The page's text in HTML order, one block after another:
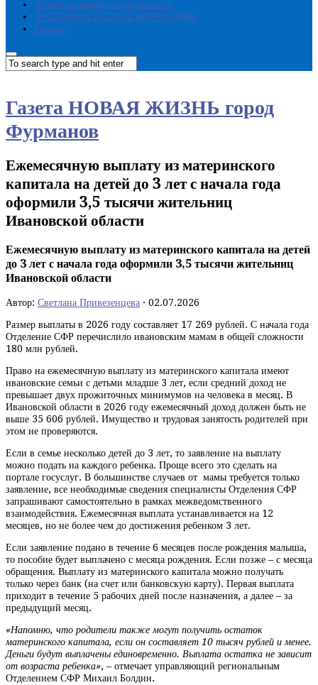
Политика конфиденциальности
ПРОТИВОДЕЙСТВИЕ КОРРУПЦИИ
Реклама
Газета НОВАЯ ЖИЗНЬ город
Фурманов
Ежемесячную выплату из материнского
капитала на детей до 3 лет с начала года
оформили 3,5 тысячи жительниц
Ивановской области
Ежемесячную выплату из материнского капитала на детей
до 3 лет с начала года оформили 3,5 тысячи жительниц
Ивановской области
Автор: Светлана Привезенцева · 02.07.2026
Размер выплаты в 2026 году составляет 17 269 рублей. С начала года
Отделение СФР перечислило ивановским мамам в общей сложности
180 млн рублей.
Право на ежемесячную выплату из материнского капитала имеют
ивановские семьи с детьми младше 3 лет, если средний доход не
превышает двух прожиточных минимумов на человека в месяц. В
Ивановской области в 2026 году ежемесячный доход должен быть не
выше 35 606 рублей. Имущество и трудовая занятость родителей при
этом не проверяются.
Если в семье несколько детей до 3 лет, то заявление на выплату
можно подать на каждого ребенка. Проще всего это сделать на
портале госуслуг. В большинстве случаев от мамы требуется только
заявление, все необходимые сведения специалисты Отделения СФР
запрашивают самостоятельно в рамках межведомственного
взаимодействия. Ежемесячная выплата устанавливается на 12
месяцев, но не более чем до достижения ребенком 3 лет.
Если заявление подано в течение 6 месяцев после рождения малыша,
то пособие будет выплачено с месяца рождения. Если позже – с месяца
обращения. Выплату из материнского капитала можно получать
только через банк (на счет или банковскую карту). Первая выплата
приходит в течение 5 рабочих дней после назначения, а далее – за
предыдущий месяц.
«Напомню, что родители также могут получить остаток
материнского капитала, если он составляет 10 тысяч рублей и менее.
Деньги будут выплачены единовременно. Выплата остатка не зависит
от возраста ребенка», – отмечает управляющий региональным
Отделением СФР Михаил Болдин.